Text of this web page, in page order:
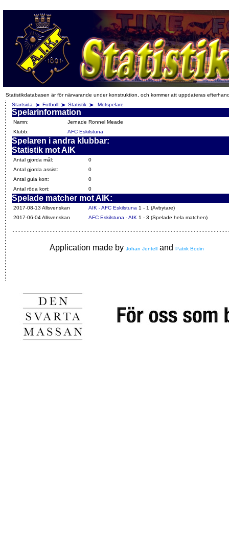
Statistikdatabasen är för närvarande under konstruktion, och kommer att uppdateras
Startsida
Fotboll Statistik Motspelare
Spelarinformation
Namn:
Jernade Ronnel Meade
Klubb:
AFC Eskilstuna
Spelaren i andra klubbar:
Statistik mot AIK
Antal gjorda mål:
0
Antal gjorda assist:
0
Antal gula kort:
0
Antal röda kort:
0
Spelade matcher mot AIK:
2017-08-13 Allsvenskan AIK - AFC Eskilstuna 1 - 1 (Avbytare)
2017-06-04 Allsvenskan
AFC Eskilstuna - AIK 1 - 3 (Spelade hela matchen)
Application made by Johan Jentell and Patrik Bodin